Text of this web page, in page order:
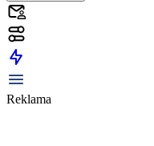
Reklama